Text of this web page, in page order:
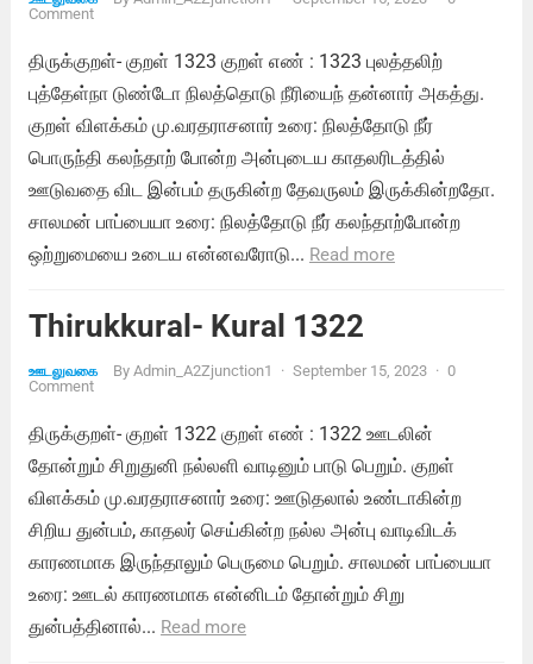
Comment
திருக்குறள்- குறள் 1323 குறள் எண் : 1323 புலத்தலிற்
புத்தேள்நா டுண்டோ நிலத்தொடு நீரியைந் தன்னார் அகத்து.
குறள் விளக்கம் மு.வரதராசனார் உரை: நிலத்தோடு நீர்
பொருந்தி கலந்தாற் போன்ற அன்புடைய காதலரிடத்தில்
ஊடுவதை விட இன்பம் தருகின்ற தேவருலம் இருக்கின்றதோ.
சாலமன் பாப்பையா உரை: நிலத்தோடு நீர் கலந்தாற்போன்ற
ஒற்றுமையை உடைய என்னவரோடு... Read more
Thirukkural- Kural 1322
ஊடலுவகை By Admin_A2Zjunction1 · September 15, 2023 · 0
Comment
திருக்குறள்- குறள் 1322 குறள் எண் : 1322 ஊடலின்
தோன்றும் சிறுதுனி நல்லளி வாடினும் பாடு பெறும். குறள்
விளக்கம் மு.வரதராசனார் உரை: ஊடுதலால் உண்டாகின்ற
சிறிய துன்பம், காதலர் செய்கின்ற நல்ல அன்பு வாடிவிடக்
காரணமாக இருந்தாலும் பெருமை பெறும். சாலமன் பாப்பையா
உரை: ஊடல் காரணமாக என்னிடம் தோன்றும் சிறு
துன்பத்தினால்... Read more